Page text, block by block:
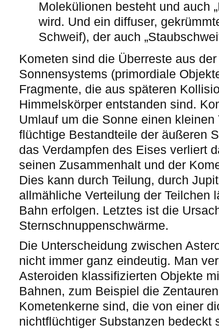
Molekülionen besteht und auch
wird. Und ein diffuser,
Schweif), der auch
Kometen sind die Überreste aus
Sonnensystems (primordiale
Fragmente, die aus späteren
Himmelskörper entstanden sind.
Umlauf um die Sonne einen
flüchtige Bestandteile der äußeren
das Verdampfen des Eises verliert
seinen Zusammenhalt und der
Dies kann durch Teilung, durch
allmähliche Verteilung der Teilchen
Bahn erfolgen. Letztes ist die
Sternschnuppenschwärme.
Die Unterscheidung zwischen
nicht immer ganz eindeutig. Man
Asteroiden klassifizierten Objekte
Bahnen, zum Beispiel die
Kometenkerne sind, die von einer
nichtflüchtiger Substanzen bedeckt